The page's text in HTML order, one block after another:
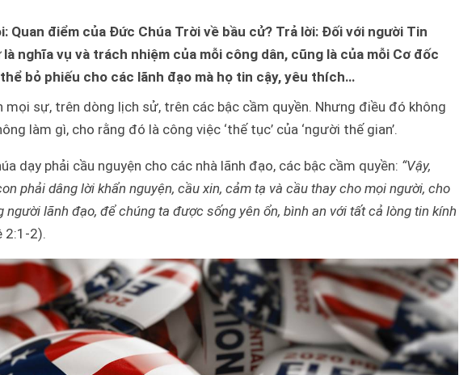
Quan điểm của Đức Chúa Trời về bầu cử? Trả lời: Đối với người Tin
nghĩa vụ và trách nhiệm của mỗi công dân, cũng là của mỗi Cơ đốc
bỏ phiếu cho các lãnh đạo mà họ tin cậy, yêu thích…
sự, trên dòng lịch sử, trên các bậc cầm quyền. Nhưng điều đó không
làm gì, cho rằng đó là công việc ‘thế tục’ của ‘người thế gian’.
dạy phải cầu nguyện cho các nhà lãnh đạo, các bậc cầm quyền: “Vậy,
phải dâng lời khẩn nguyện, cầu xin, cảm tạ và cầu thay cho mọi người, cho
người lãnh đạo, để chúng ta được sống yên ổn, bình an với tất cả lòng tin kính
2).